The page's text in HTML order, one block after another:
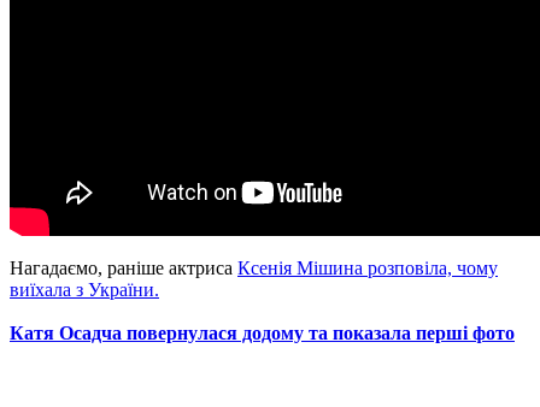
Нагадаємо, раніше актриса Ксенія Мішина розповіла, чому
виїхала з України.
Катя Осадча повернулася додому та показала перші фото